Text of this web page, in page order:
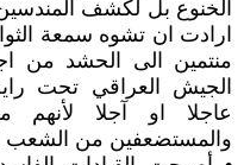
الخنوع بل لكشف
ارادت ان تشوه سمعة
منتمين الى الحشد من
الجيش العراقي تحت
عاجلا او آجلا لأنهم
والمستضعفين من الشعب